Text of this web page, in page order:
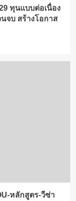
ทุนแบบต่อเนื่อง
จบ สร้างโอกาส
หลักสูตร-วีซ่า